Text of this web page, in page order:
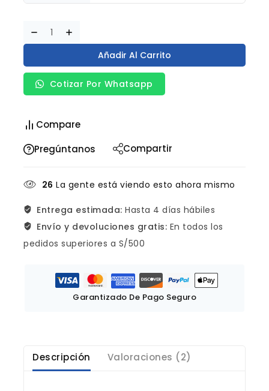
Añadir Al Carrito
Cotizar Por Whatsapp
Compare
Pregúntanos
Compartir
26 La gente está viendo esto ahora mismo
Entrega estimada: Hasta 4 días hábiles
Envío y devoluciones gratis: En todos los
pedidos superiores a S/500
Garantizado De Pago Seguro
Descripción Valoraciones (2)